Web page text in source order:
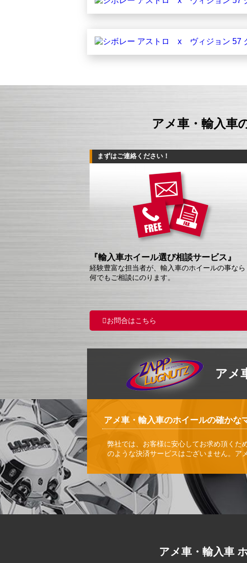
アメ車・輸入車
まずはご連絡ください！
『輸入車ホイール選び相談サービス』
経験豊富な担当者が、輸入車のホイールの事なら
何でもご相談にのります。
お問合はこちら
アメ
アメ車・輸入車のホイールの確かな
弊社では、お客様に安心してお求め頂くた
のような決済サービスはございません。ア
アメ車・輸入車